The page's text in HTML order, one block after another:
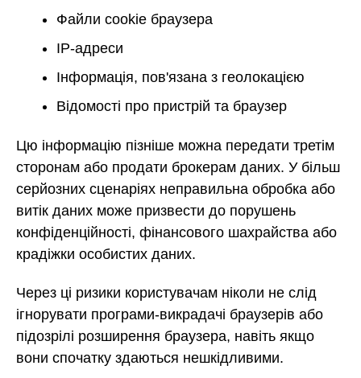
Файли cookie браузера
IP-адреси
Інформація, пов'язана з геолокацією
Відомості про пристрій та браузер
Цю інформацію пізніше можна передати третім
сторонам або продати брокерам даних. У більш
серйозних сценаріях неправильна обробка або
витік даних може призвести до порушень
конфіденційності, фінансового шахрайства або
крадіжки особистих даних.
Через ці ризики користувачам ніколи не слід
ігнорувати програми-викрадачі браузерів або
підозрілі розширення браузера, навіть якщо
вони спочатку здаються нешкідливими.